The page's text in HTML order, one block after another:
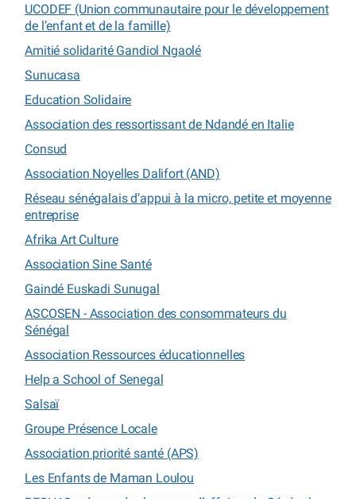
UCODEF (Union communautaire pour le développement
de l’enfant et de la famille)
Amitié solidarité Gandiol Ngaolé
Sunucasa
Education Solidaire
Association des ressortissant de Ndandé en Italie
Consud
Association Noyelles Dalifort (AND)
Réseau sénégalais d’appui à la micro, petite et moyenne
entreprise
Afrika Art Culture
Association Sine Santé
Gaindé Euskadi Sunugal
ASCOSEN - Association des consommateurs du
Sénégal
Association Ressources éducationnelles
Help a School of Senegal
Salsaï
Groupe Présence Locale
Association priorité santé (APS)
Les Enfants de Maman Loulou